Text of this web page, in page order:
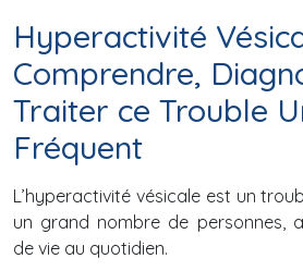
Hyperactivité
Comprendre,
Traiter ce Trouble
Fréquent
L’hyperactivité vésicale est un
un grand nombre de personnes,
de vie au quotidien.